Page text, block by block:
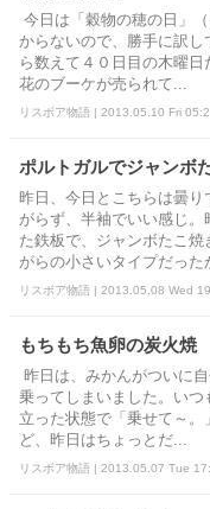
今日は「穀物の穂の日」
からないので、勝手に訳
ら数えて４０日目の木曜
花のブーケが売られて...
リスボア物語 | 2013.05.10 Fri
ポルトガルでジャンボ
昨日、今日とこちらは曇
がらず、半袖でいい感じ
た鉄板で、ジャンボたこ
がらの小さいタイプだった
リスボア物語 | 2013.05.08 Wed
もちもち魚卵の炭火焼
昨日は、みかんがついに
乗ってしまいました。いつ
立った状態で「乗せて～
ど、昨日はちょっとだ...
リスボア物語 | 2013.05.07 Tue